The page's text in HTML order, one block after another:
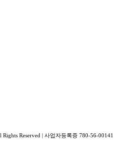
Rights Reserved | 사업자등록증 780-56-00141